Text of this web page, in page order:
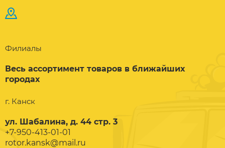
Филиалы
Весь ассортимент товаров в ближайших
городах
г. Канск
ул. Шабалина, д. 44 стр. 3
+7-950-413-01-01
rotor.kansk@mail.ru